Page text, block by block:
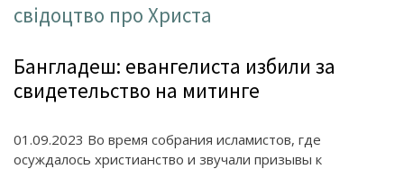
свідоцтво про Христа
Бангладеш: евангелиста избили за
свидетельство на митинге
01.09.2023 Во время собрания исламистов, где
осуждалось христианство и звучали призывы к